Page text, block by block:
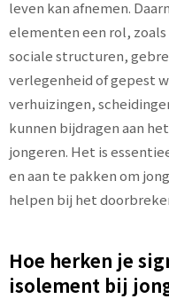
leven kan afnemen.
elementen een rol,
sociale structuren,
verlegenheid of gepest
verhuizingen,
kunnen bijdragen aan
jongeren. Het is
en aan te pakken om
helpen bij het
Hoe herken je
isolement bij